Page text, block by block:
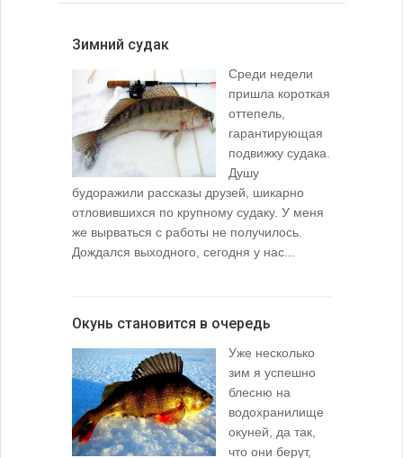
Зимний судак
Среди недели
пришла короткая
оттепель,
гарантирующая
подвижку судака.
Душу
будоражили рассказы друзей, шикарно
отловившихся по крупному судаку. У меня
же вырваться с работы не получилось.
Дождался выходного, сегодня у нас...
Окунь становится в очередь
Уже несколько
зим я успешно
блесню на
водохранилище
окуней, да так,
что они берут,